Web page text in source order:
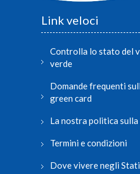
Link veloci
Controlla lo stato del
verde
Domande frequenti
green card
La nostra politica
Termini e condizioni
Dove vivere negli